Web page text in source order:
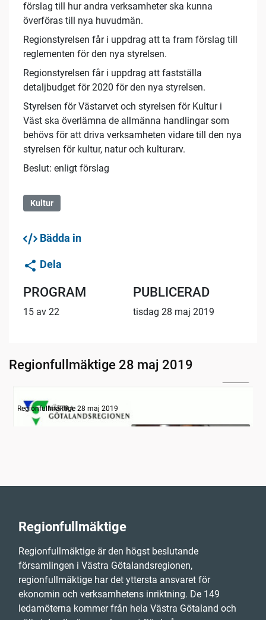
förslag till hur andra verksamheter ska kunna
överföras till nya huvudmän.
Regionstyrelsen får i uppdrag att ta fram förslag till
reglementen för den nya styrelsen.
Regionstyrelsen får i uppdrag att fastställa
detaljbudget för 2020 för den nya styrelsen.
Styrelsen för Västarvet och styrelsen för Kultur i
Väst ska överlämna de allmänna handlingar som
behövs för att driva verksamheten vidare till den nya
styrelsen för kultur, natur och kulturarv.
Beslut: enligt förslag
Kultur
Bädda in
Dela
PROGRAM
15 av 22
PUBLICERAD
tisdag 28 maj 2019
Regionfullmäktige 28 maj 2019
Information
Regionfullmäktige 28 maj 2019
Regionfullmäktige
Regionfullmäktige är den högst beslutande
församlingen i Västra Götalandsregionen,
regionfullmäktige har det yttersta ansvaret för
ekonomin och verksamhetens inriktning. De 149
ledamöterna kommer från hela Västra Götaland och